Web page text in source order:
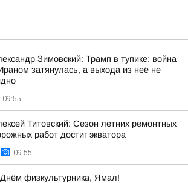
Зимовский: Трамп в тупике: война
затянулась, а выхода из неё не
09:55
Титовский: Сезон летних ремонтных
работ достиг экватора
09:55
физкультурника, Ямал!